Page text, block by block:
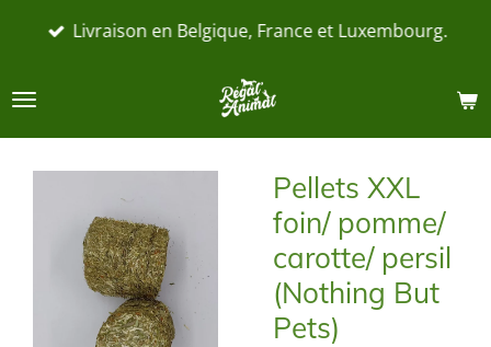
Passer
principal
Livraison en Belgique, France et Luxembourg.
Pellets XXL
foin/ pomme/
carotte/ persil
(Nothing But
Pets)